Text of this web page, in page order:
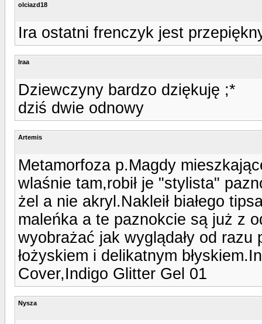
olciazd18
Ira ostatni frenczyk jest
Iraa
Dziewczyny bardzo dziękuję ;*
dziś dwie odnowy
Artemis
Metamorfoza p.Magdy
wlaśnie tam,robił je "stylista"
żel a nie akryl.Nakleił białego
maleńka a te paznokcie są już z
wyobrażać jak wyglądały od razu
łożyskiem i delikatnym
Cover,Indigo Glitter Gel 01
Nysza